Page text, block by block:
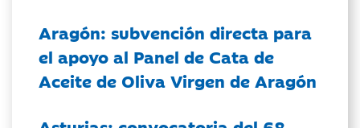
Aragón: subvención directa para
el apoyo al Panel de Cata de
Aceite de Oliva Virgen de Aragón